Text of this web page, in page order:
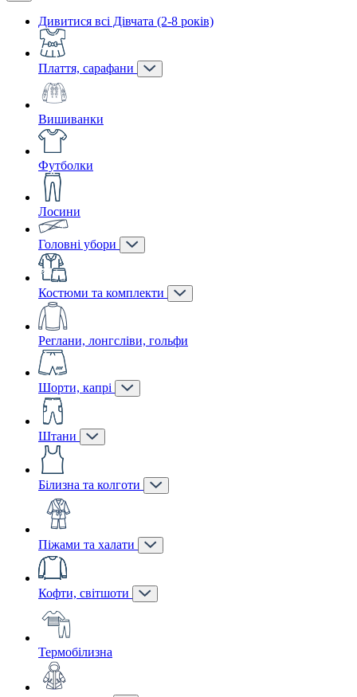
Дивитися всі Дівчата (2-8 років)
Плаття, сарафани
Вишиванки
Футболки
Лосини
Головні убори
Костюми та комплекти
Реглани, лонгсліви, гольфи
Шорти, капрі
Штани
Білизна та колготи
Піжами та халати
Кофти, світшоти
Термобілизна